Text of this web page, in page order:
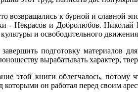
возвращались к бурной и славной
- Некрасов и Добролюбов. Николай
культуры и освободительного
подготовку материалов
вырабатывать характер,
этой книги облегчалось,
которыми он работал перед своим